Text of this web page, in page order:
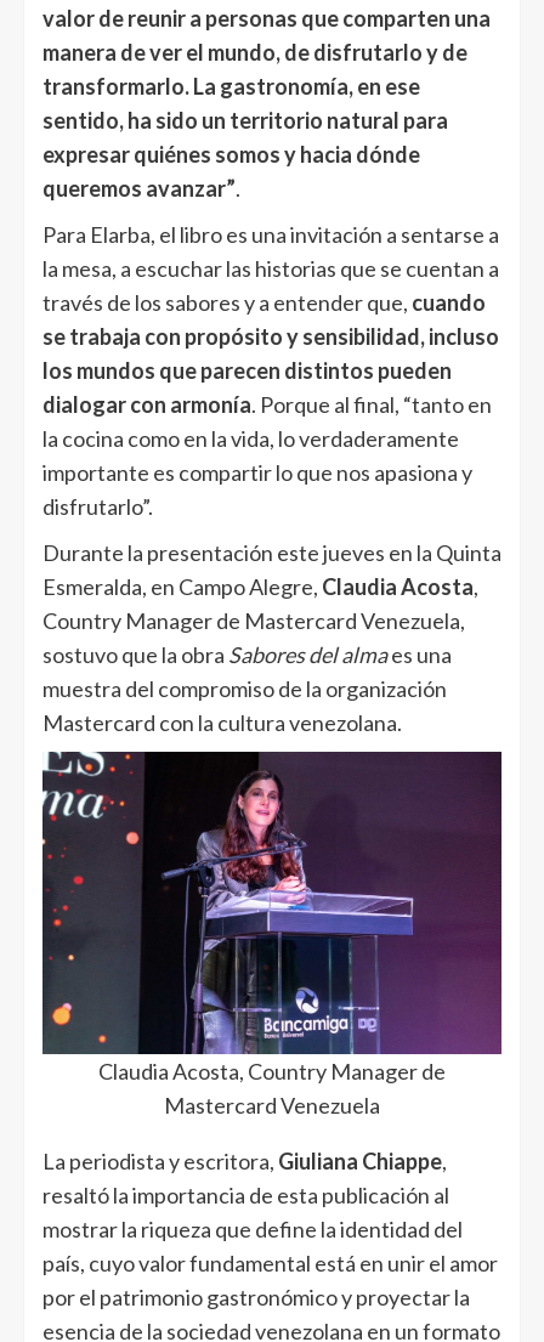
valor de reunir a personas que comparten una
manera de ver el mundo, de disfrutarlo y de
transformarlo. La gastronomía, en ese
sentido, ha sido un territorio natural para
expresar quiénes somos y hacia dónde
queremos avanzar”.
Para Elarba, el libro es una invitación a sentarse a
la mesa, a escuchar las historias que se cuentan a
través de los sabores y a entender que, cuando
se trabaja con propósito y sensibilidad, incluso
los mundos que parecen distintos pueden
dialogar con armonía. Porque al final, “tanto en
la cocina como en la vida, lo verdaderamente
importante es compartir lo que nos apasiona y
disfrutarlo”.
Durante la presentación este jueves en la Quinta
Esmeralda, en Campo Alegre, Claudia Acosta,
Country Manager de Mastercard Venezuela,
sostuvo que la obra Sabores del almaes una
muestra del compromiso de la organización
Mastercard con la cultura venezolana.
Claudia Acosta, Country Manager de
Mastercard Venezuela
La periodista y escritora, Giuliana Chiappe,
resaltó la importancia de esta publicación al
mostrar la riqueza que define la identidad del
país, cuyo valor fundamental está en unir el amor
por el patrimonio gastronómico y proyectar la
esencia de la sociedad venezolana en un formato